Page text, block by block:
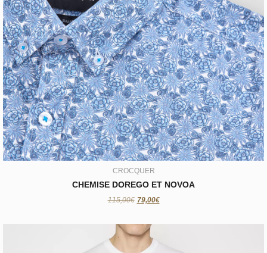
CROCQUER
CHEMISE DOREGO ET NOVOA
115,00€ 79,00€
CROCQUER
CHEMISE DOREGO ET NOVOA
79,00€